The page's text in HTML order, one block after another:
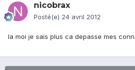
nicobrax
Posté(e) 24 avril 2012
la moi je sais plus ca depasse mes